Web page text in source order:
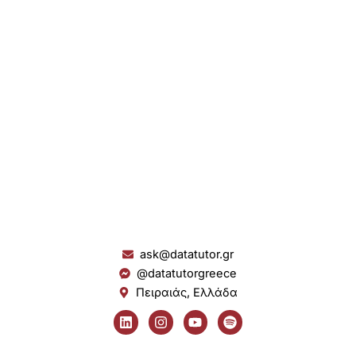
ask@datatutor.gr
@datatutorgreece
Πειραιάς, Ελλάδα
L
i
n
I
n
s
Y
o
u
S
p
o